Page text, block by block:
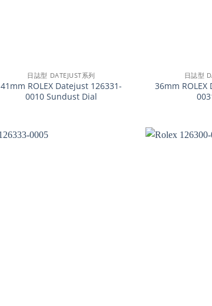
日誌型 DATEJUST系列
41mm ROLEX Datejust 126331-
0010 Sundust Dial
日誌型
36mm ROLEX